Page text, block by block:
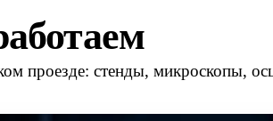
проезде: стенды, микроскопы,